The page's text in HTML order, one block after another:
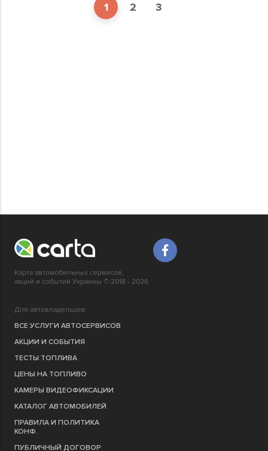
1 2 3
Карта автомобильных сервисов,
акций и событий Украины © 2018 - 2026
Для автовладельцев
ВСЕ УСЛУГИ АВТОСЕРВИСОВ
АКЦИИ И СОБЫТИЯ
ТЕСТЫ ТОПЛИВА
ЦЕНЫ НА ТОПЛИВО
КАМЕРЫ ВИДЕОФИКСАЦИИ
КАТАЛОГ АВТОМОБИЛЕЙ
ПРАВИЛА И ПОЛИТИКА
КОНФ.
ПУБЛИЧНЫЙ ДОГОВОР